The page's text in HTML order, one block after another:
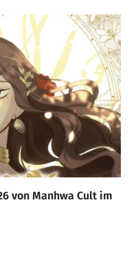
von Manhwa Cult im